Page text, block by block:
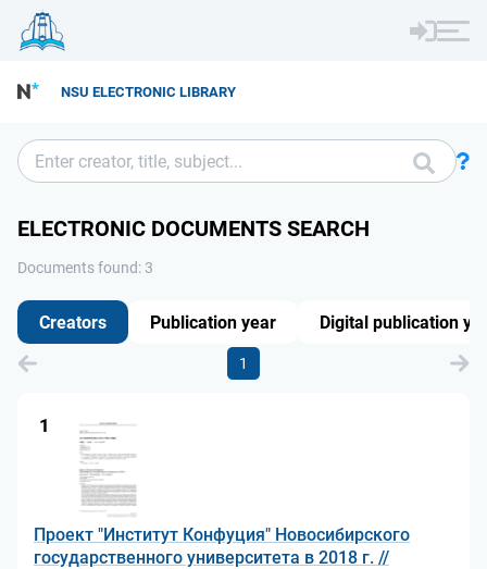
NSU ELECTRONIC LIBRARY
ELECTRONIC DOCUMENTS SEARCH
Documents found: 3
1
1
Проект "Институт Конфуция" Новосибирского
государственного университета в 2018 г. //
Creators Publication year Digital publication